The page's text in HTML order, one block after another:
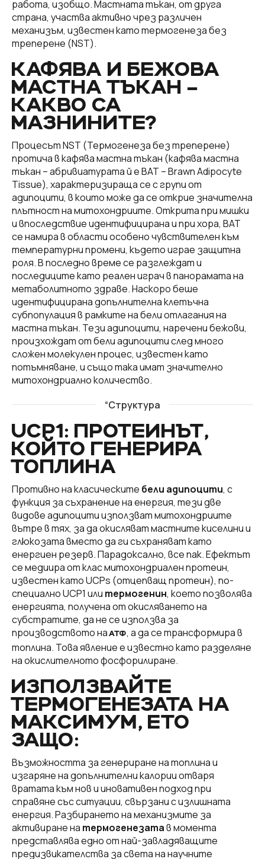
работа, изобщо. Мастната тъкан, от друга
страна, участва активно чрез различен
механизъм, известен като термогенеза без
треперене (NST).
КАФЯВА И БЕЖОВА
МАСТНА ТЪКАН –
КАКВО СА
МАЗНИНИТЕ?
Процесът NST (Термогенеза без треперене)
протича в кафява мастна тъкан (кафява мастна
тъкан – абривиатурата й е BAT – Brawn Adipocyte
Tissue), характеризираща се с групи от
адипоцити, в които може да се открие значителна
плътност на митохондриите. Открита при мишки
и впоследствие идентифицирана и при хора, BAT
се намира в области особено чувствителен към
температурни промени, където играе защитна
роля. В последно време се разглеждат и
последиците като реален играч в панорамата на
метаболитното здраве. Наскоро беше
идентифицирана допълнителна клетъчна
субпопулация в рамките на бели отлагания на
мастна тъкан. Тези адипоцити, наречени бежови,
произхождат от бели адипоцити след много
сложен молекулен процес, известен като
потъмняване, и също така имат значително
митохондриално количество.
“Структура
UCP1: ПРОТЕИНЪТ,
КОЙТО ГЕНЕРИРА
ТОПЛИНА
Противно на класическите бели адипоцити, с
функция за съхранение на енергия, тези две
видове адипоцити използват митохондриите
вътре в тях, за да окисляват мастните киселини и
глюкозата вместо да ги съхраняват като
енергиен резерв. Парадоксално, все пак. Ефектът
се медиира от клас митохондриален протеин,
известен като UCPs (отцепващ протеин), по-
специално UCP1 или термогенин, което позволява
енергията, получена от окисляването на
субстратите, да не се използва за
производството наАТФ, а да се трансформира в
топлина. Това явление е известно като разделяне
на окислителното фосфорилиране.
ИЗПОЛЗВАЙТЕ
ТЕРМОГЕНЕЗАТА НА
МАКСИМУМ, ЕТО
ЗАЩО:
Възможността за генериране на топлина и
изгаряне на допълнителни калории отваря
вратата към нов и иновативен подход при
справяне със ситуации, свързани с излишната
енергия. Разбирането на механизмите за
активиране на термогенезатав момента
представлява едно от най-завладяващите
предизвикателства за света на научните